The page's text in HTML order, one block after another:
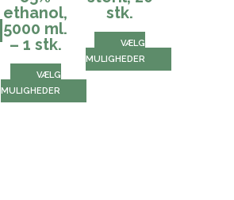
ethanol,
5000 ml.
– 1 stk.
VÆLG
MULIGHEDER
stk.
VÆLG
MULIGHEDER